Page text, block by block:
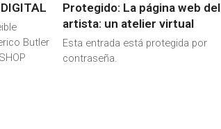
Butler
Protegido: La página web del
artista: un atelier virtual
Esta entrada está protegida por
contraseña.